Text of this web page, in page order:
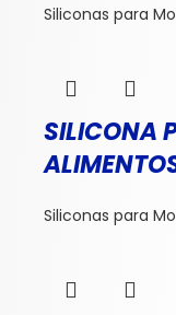
Siliconas para
SILICONA
Siliconas para